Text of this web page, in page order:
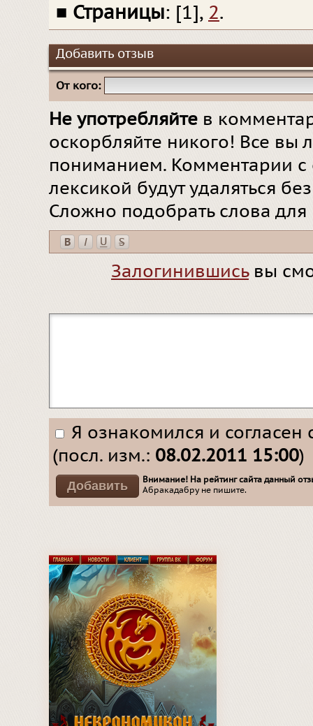
■ Страницы: [1], 2.
Добавить отзыв
От кого:
Не употребляйте в
оскорбляйте никого! Все вы
пониманием. Комментарии
лексикой будут удаляться
Сложно подобрать слова
Залогинившисьвы
Я ознакомился и согласен
(посл. изм.: 08.02.2011 15:00)
Внимание! На рейтинг сайта данный
Абракадабру не пишите.